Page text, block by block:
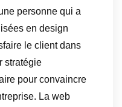
personne qui a
en design
le client dans
stratégie
pour convaincre
La web